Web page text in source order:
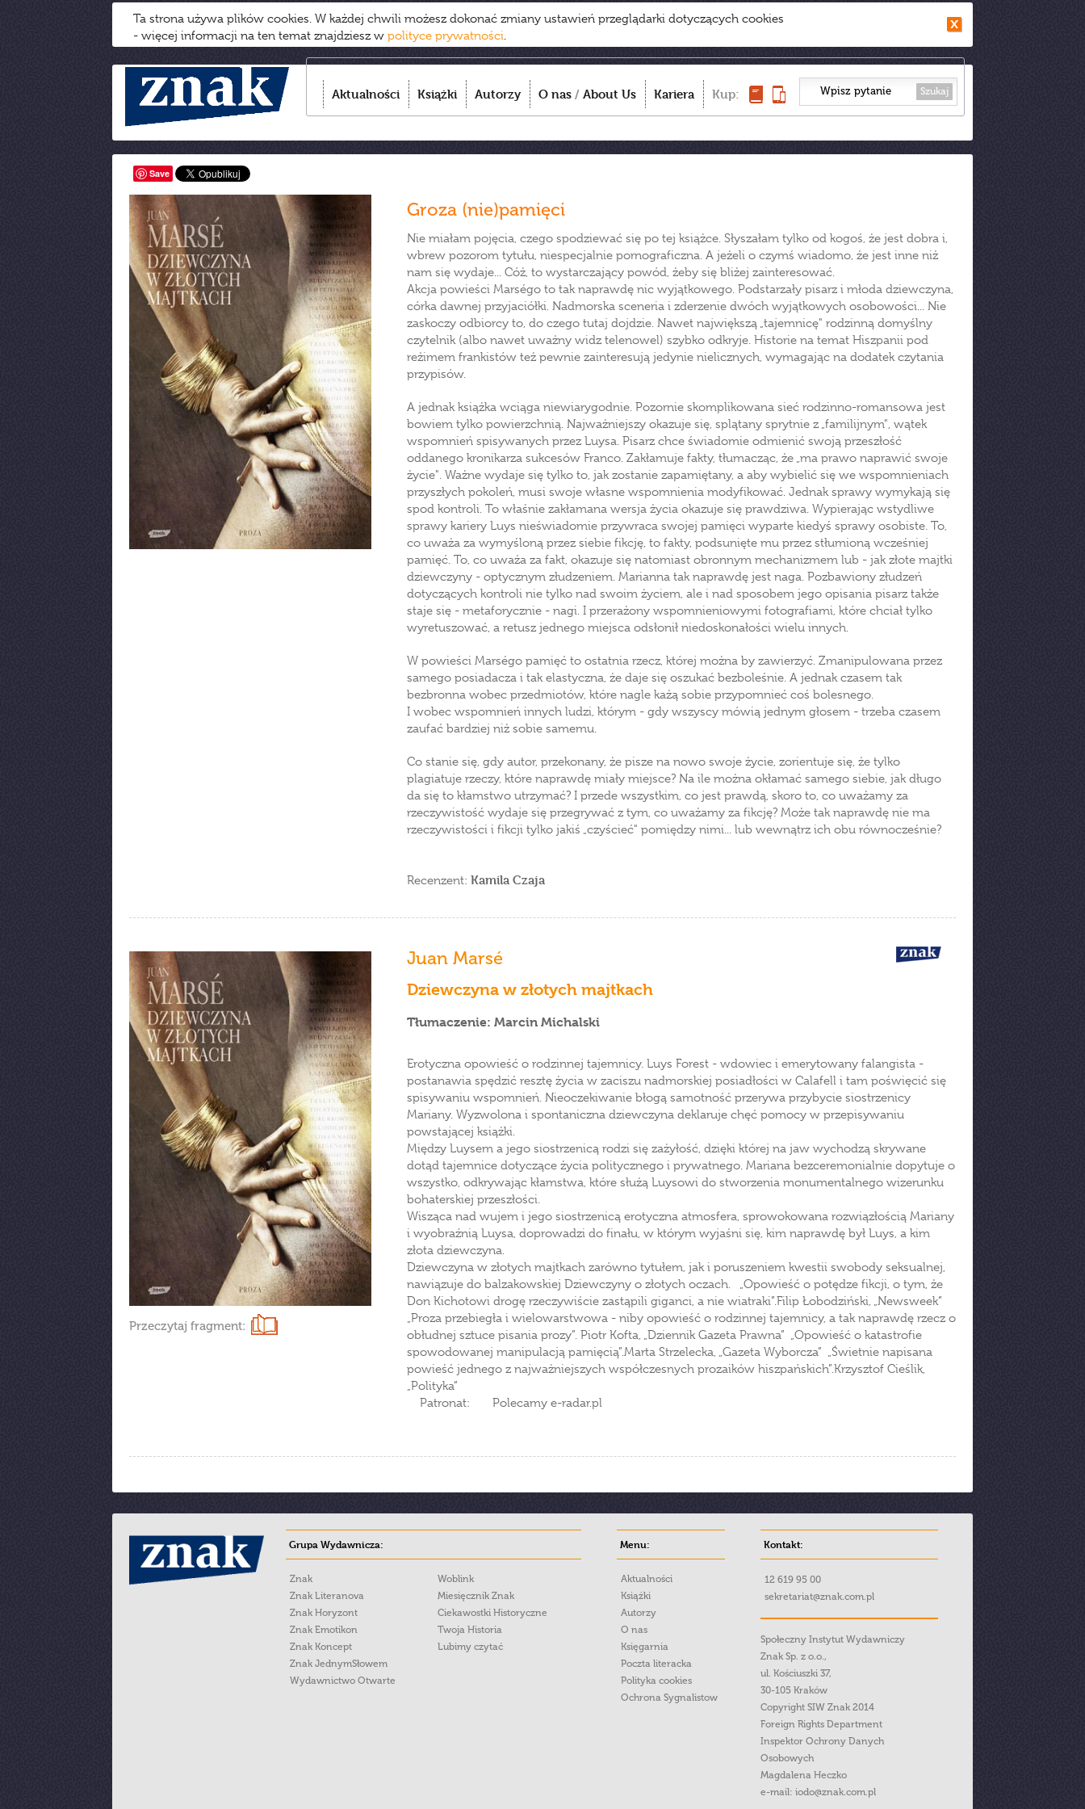
Ta strona używa plików cookies. W każdej chwili możesz dokonać zmiany ustawień przeglądarki dotyczących cookies
- więcej informacji na ten temat znajdziesz w polityce prywatności.
Aktualności Książki Autorzy O nas / About Us Kariera Kup: Szukaj
Save
Groza (nie)pamięci
Nie miałam pojęcia, czego spodziewać się po tej książce. Słyszałam tylko od kogoś, że jest dobra i,
wbrew pozorom tytułu, niespecjalnie pornograficzna. A jeżeli o czymś wiadomo, że jest inne niż
nam się wydaje... Cóż, to wystarczający powód, żeby się bliżej zainteresować.
Akcja powieści Marségo to tak naprawdę nic wyjątkowego. Podstarzały pisarz i młoda dziewczyna,
córka dawnej przyjaciółki. Nadmorska sceneria i zderzenie dwóch wyjątkowych osobowości... Nie
zaskoczy odbiorcy to, do czego tutaj dojdzie. Nawet największą „tajemnicę" rodzinną domyślny
czytelnik (albo nawet uważny widz telenowel) szybko odkryje. Historie na temat Hiszpanii pod
reżimem frankistów też pewnie zainteresują jedynie nielicznych, wymagając na dodatek czytania
przypisów.
A jednak książka wciąga niewiarygodnie. Pozornie skomplikowana sieć rodzinno-romansowa jest
bowiem tylko powierzchnią. Najważniejszy okazuje się, splątany sprytnie z „familijnym", wątek
wspomnień spisywanych przez Luysa. Pisarz chce świadomie odmienić swoją przeszłość
oddanego kronikarza sukcesów Franco. Zakłamuje fakty, tłumacząc, że „ma prawo naprawić swoje
życie". Ważne wydaje się tylko to, jak zostanie zapamiętany, a aby wybielić się we wspomnieniach
przyszłych pokoleń, musi swoje własne wspomnienia modyfikować. Jednak sprawy wymykają się
spod kontroli. To właśnie zakłamana wersja życia okazuje się prawdziwa. Wypierając wstydliwe
sprawy kariery Luys nieświadomie przywraca swojej pamięci wyparte kiedyś sprawy osobiste. To,
co uważa za wymyśloną przez siebie fikcję, to fakty, podsunięte mu przez stłumioną wcześniej
pamięć. To, co uważa za fakt, okazuje się natomiast obronnym mechanizmem lub - jak złote majtki
dziewczyny - optycznym złudzeniem. Marianna tak naprawdę jest naga. Pozbawiony złudzeń
dotyczących kontroli nie tylko nad swoim życiem, ale i nad sposobem jego opisania pisarz także
staje się - metaforycznie - nagi. I przerażony wspomnieniowymi fotografiami, które chciał tylko
wyretuszować, a retusz jednego miejsca odsłonił niedoskonałości wielu innych.
W powieści Marségo pamięć to ostatnia rzecz, której można by zawierzyć. Zmanipulowana przez
samego posiadacza i tak elastyczna, że daje się oszukać bezboleśnie. A jednak czasem tak
bezbronna wobec przedmiotów, które nagle każą sobie przypomnieć coś bolesnego.
I wobec wspomnień innych ludzi, którym - gdy wszyscy mówią jednym głosem - trzeba czasem
zaufać bardziej niż sobie samemu.
Co stanie się, gdy autor, przekonany, że pisze na nowo swoje życie, zorientuje się, że tylko
plagiatuje rzeczy, które naprawdę miały miejsce? Na ile można okłamać samego siebie, jak długo
da się to kłamstwo utrzymać? I przede wszystkim, co jest prawdą, skoro to, co uważamy za
rzeczywistość wydaje się przegrywać z tym, co uważamy za fikcję? Może tak naprawdę nie ma
rzeczywistości i fikcji tylko jakiś „czyścieć" pomiędzy nimi... lub wewnątrz ich obu równocześnie?
Recenzent: Kamila Czaja
Przeczytaj fragment:
Juan Marsé
Dziewczyna w złotych majtkach
Tłumaczenie: Marcin Michalski
Erotyczna opowieść o rodzinnej tajemnicy. Luys Forest - wdowiec i emerytowany falangista -
postanawia spędzić resztę życia w zaciszu nadmorskiej posiadłości w Calafell i tam poświęcić się
spisywaniu wspomnień. Nieoczekiwanie błogą samotność przerywa przybycie siostrzenicy
Mariany. Wyzwolona i spontaniczna dziewczyna deklaruje chęć pomocy w przepisywaniu
powstającej książki.
Między Luysem a jego siostrzenicą rodzi się zażyłość, dzięki której na jaw wychodzą skrywane
dotąd tajemnice dotyczące życia politycznego i prywatnego. Mariana bezceremonialnie dopytuje o
wszystko, odkrywając kłamstwa, które służą Luysowi do stworzenia monumentalnego wizerunku
bohaterskiej przeszłości.
Wisząca nad wujem i jego siostrzenicą erotyczna atmosfera, sprowokowana rozwiązłością Mariany
i wyobraźnią Luysa, doprowadzi do finału, w którym wyjaśni się, kim naprawdę był Luys, a kim
złota dziewczyna.
Dziewczyna w złotych majtkach zarówno tytułem, jak i poruszeniem kwestii swobody seksualnej,
nawiązuje do balzakowskiej Dziewczyny o złotych oczach. „Opowieść o potędze fikcji, o tym, że
Don Kichotowi drogę rzeczywiście zastąpili giganci, a nie wiatraki”.Filip Łobodziński, „Newsweek”
„Proza przebiegła i wielowarstwowa - niby opowieść o rodzinnej tajemnicy, a tak naprawdę rzecz o
obłudnej sztuce pisania prozy”. Piotr Kofta, „Dziennik Gazeta Prawna” „Opowieść o katastrofie
spowodowanej manipulacją pamięcią”.Marta Strzelecka, „Gazeta Wyborcza” „Świetnie napisana
powieść jednego z najważniejszych współczesnych prozaików hiszpańskich”.Krzysztof Cieślik,
„Polityka”
Patronat: Polecamy e-radar.pl
Grupa Wydawnicza:
Znak
Znak Literanova
Znak Horyzont
Znak Emotikon
Znak Koncept
Znak JednymSłowem
Wydawnictwo Otwarte
Woblink
Miesięcznik Znak
Ciekawostki Historyczne
Twoja Historia
Lubimy czytać
Menu:
Aktualności
Książki
Autorzy
O nas
Księgarnia
Poczta literacka
Polityka cookies
Ochrona Sygnalistow
Kontakt:
12 619 95 00
sekretariat@znak.com.pl
Społeczny Instytut Wydawniczy
Znak Sp. z o.o.,
ul. Kościuszki 37,
30-105 Kraków
Copyright SIW Znak 2014
Foreign Rights Department
Inspektor Ochrony Danych
Osobowych
Magdalena Heczko
e-mail: iodo@znak.com.pl